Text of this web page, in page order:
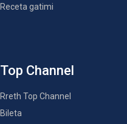
Receta gatimi
Top Channel
Rreth Top Channel
Bileta